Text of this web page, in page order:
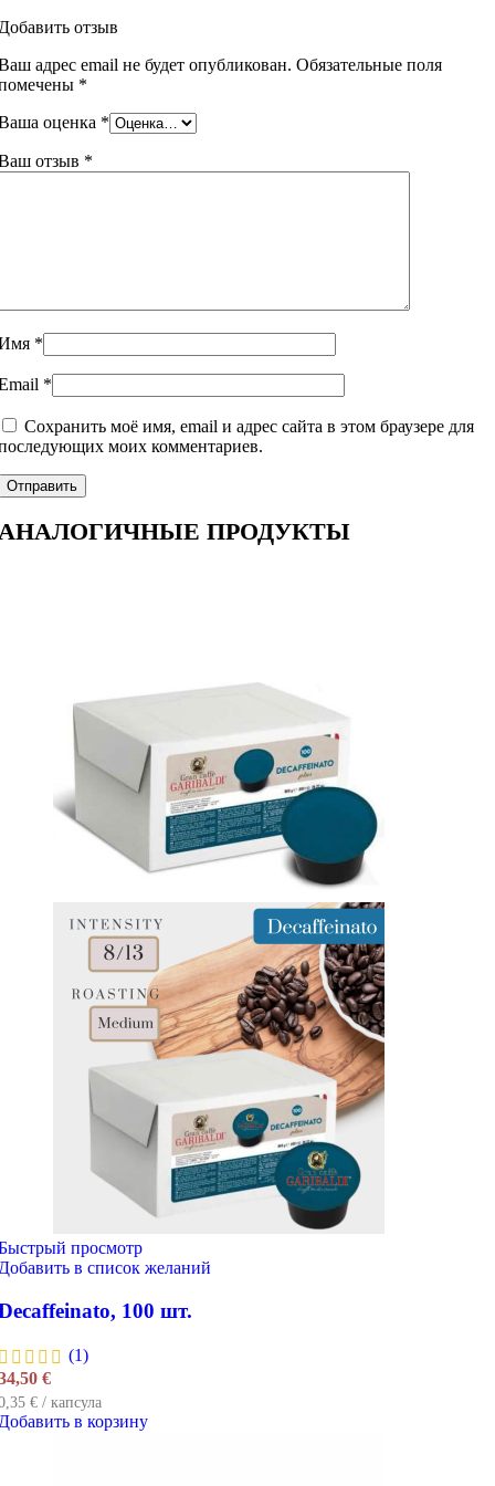
отзыв
адрес email не будет опубликован. Обязательные поля
*
оценка *
отзыв *
*
*
Сохранить моё имя, email и адрес сайта в этом браузере для
моих комментариев.
ПРОДУКТЫ
просмотр
в список желаний
100 шт.
(1)
€
€ / капсула
в корзину